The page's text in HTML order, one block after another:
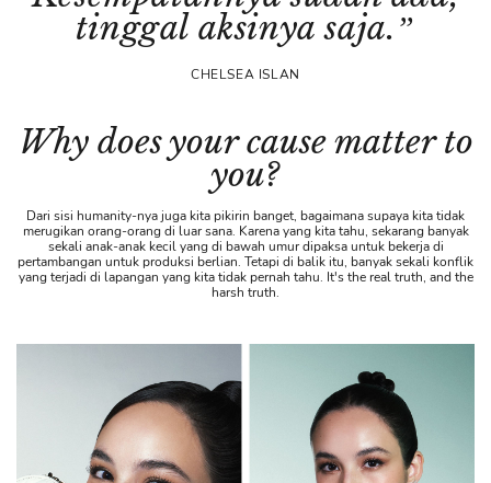
tinggal aksinya saja.”
CHELSEA ISLAN
Why does your cause matter to
you?
Dari sisi humanity-nya juga kita pikirin banget, bagaimana supaya kita tidak
merugikan orang-orang di luar sana. Karena yang kita tahu, sekarang banyak
sekali anak-anak kecil yang di bawah umur dipaksa untuk bekerja di
pertambangan untuk produksi berlian. Tetapi di balik itu, banyak sekali konflik
yang terjadi di lapangan yang kita tidak pernah tahu. It's the real truth, and the
harsh truth.